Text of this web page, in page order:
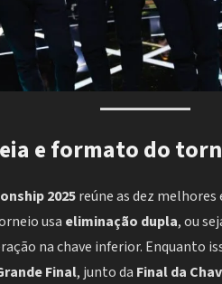
e formato do
2025reúne as dez melhores
usa eliminação dupla, ou
na chave inferior. Enquanto
Final, junto da Final da